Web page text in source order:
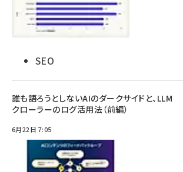
SEO
誰も語ろうとしないAIのダークサイドと、LLM
クローラーのログ活用法（前編）
6月22日 7:05